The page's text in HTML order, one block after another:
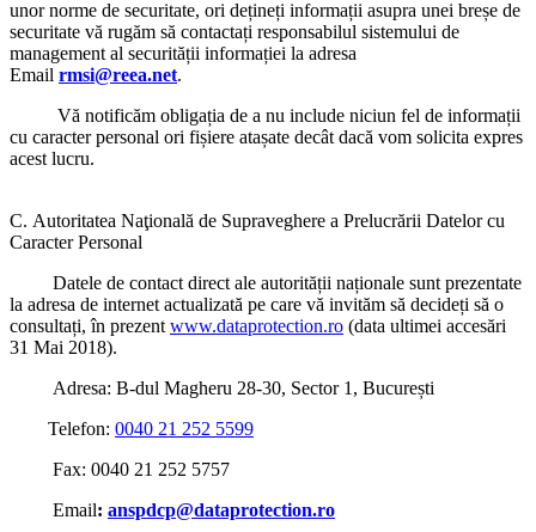
unor norme de securitate, ori dețineți informații asupra unei breșe de
securitate vă rugăm să contactați responsabilul sistemului de
management al securității informației la adresa
Email rmsi@reea.net.
Vă notificăm obligația de a nu include niciun fel de informații
cu caracter personal ori fișiere atașate decât dacă vom solicita expres
acest lucru.
C. Autoritatea Naţională de Supraveghere a Prelucrării Datelor cu
Caracter Personal
Datele de contact direct ale autorității naționale sunt prezentate
la adresa de internet actualizată pe care vă invităm să decideți să o
consultați, în prezent www.dataprotection.ro (data ultimei accesări
31 Mai 2018).
Adresa: B-dul Magheru 28-30, Sector 1, București
Telefon: 0040 21 252 5599
Fax: 0040 21 252 5757
Email: anspdcp@dataprotection.ro